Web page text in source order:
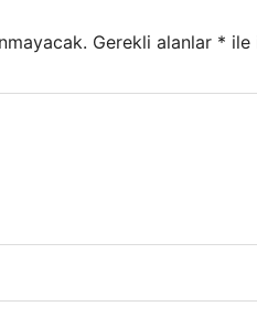
Gerekli alanlar * ile